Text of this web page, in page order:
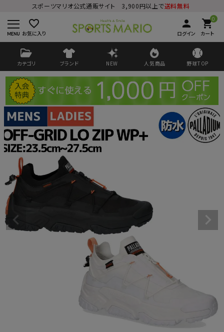
スポーツマリオ公式通販サイト 3,900円以上で送料無料
favorite_border
お気に入り
person
ログイン
0
shopping_cart
カート
カテゴリ ブランド NEW 人気商品 野球TOP
ログイン
ようこそ ゲスト 様
検索
商品が見つからない方はこちら